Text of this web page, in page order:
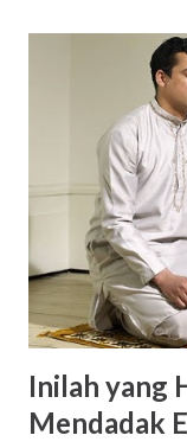
sangat mudah
ingin memiliki
seolah hadir begitu
kemudian istri
istri telah menjadi
anak kedua, ketiga
berikut ini mungkin
mendapat
kembali masa kecil
untuk hari nanti
Inilah yang
Mendadak